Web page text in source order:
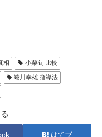
相
小栗旬 比較
蜷川幸雄 指導法
はてブ